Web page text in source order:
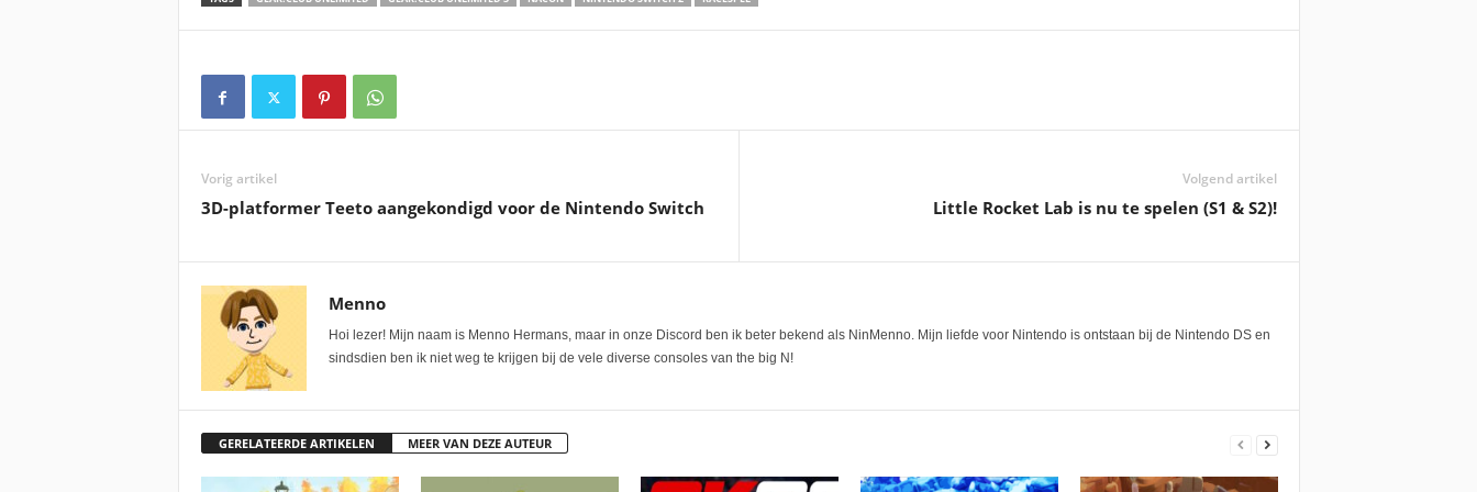
Vorig artikel
3D-platformer Teeto aangekondigd voor de Nintendo Switch
Volgend artikel
Little Rocket Lab is nu te spelen (S1 & S2)!
Menno
Hoi lezer! Mijn naam is Menno Hermans, maar in onze Discord ben ik beter bekend als NinMenno. Mijn liefde voor Nintendo is ontstaan bij de Nintendo DS en
sindsdien ben ik niet weg te krijgen bij de vele diverse consoles van the big N!
GERELATEERDE ARTIKELEN MEER VAN DEZE AUTEUR